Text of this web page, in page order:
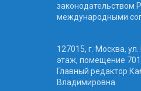
законодательством
международными
127015, г. Москва,
этаж, помещение 701
Главный редактор
Владимировна